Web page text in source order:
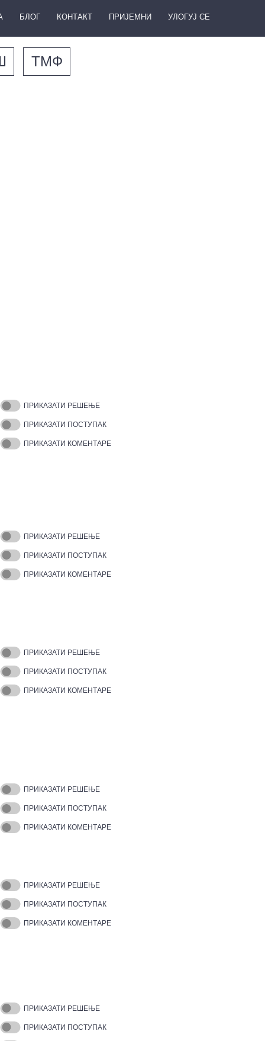
БЛОГ КОНТАКТ ПРИЈЕМНИ УЛОГУЈ СЕ
ТМФ
ПРИКАЗАТИ РЕШЕЊЕ
ПРИКАЗАТИ ПОСТУПАК
ПРИКАЗАТИ КОМЕНТАРЕ
ПРИКАЗАТИ РЕШЕЊЕ
ПРИКАЗАТИ ПОСТУПАК
ПРИКАЗАТИ КОМЕНТАРЕ
ПРИКАЗАТИ РЕШЕЊЕ
ПРИКАЗАТИ ПОСТУПАК
ПРИКАЗАТИ КОМЕНТАРЕ
ПРИКАЗАТИ РЕШЕЊЕ
ПРИКАЗАТИ ПОСТУПАК
ПРИКАЗАТИ КОМЕНТАРЕ
ПРИКАЗАТИ РЕШЕЊЕ
ПРИКАЗАТИ ПОСТУПАК
ПРИКАЗАТИ КОМЕНТАРЕ
ПРИКАЗАТИ РЕШЕЊЕ
ПРИКАЗАТИ ПОСТУПАК